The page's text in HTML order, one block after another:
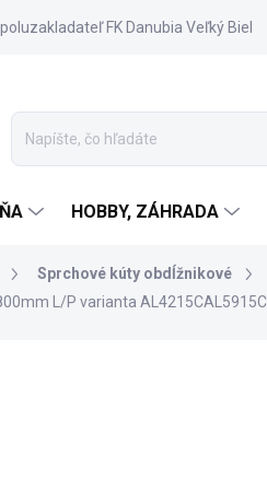
FK Danubia Veľký Biel
HOBBY, ZÁHRADA
Sprchové kúty obdĺžnikové
L/P varianta AL4215CAL5915C